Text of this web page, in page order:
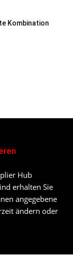
Kombination
Hub
erhalten Sie
angegebene
ändern oder